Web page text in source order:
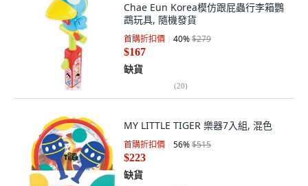
Chae Eun Korea模仿跟屁蟲行李箱鸚
鵡玩具, 隨機發貨
首購折扣價 40%$279
$167
缺貨
(20)
MY LITTLE TIGER 樂器7入組, 混色
首購折扣價 56%$515
$223
缺貨